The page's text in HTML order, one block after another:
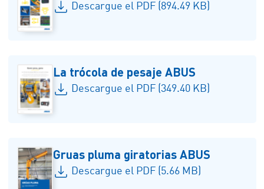
Descargue el PDF (894.49 KB)
La trócola de pesaje ABUS
Descargue el PDF (349.40 KB)
Gruas pluma giratorias ABUS
Descargue el PDF (5.66 MB)